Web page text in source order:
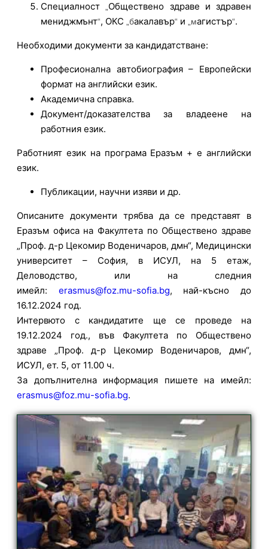
Специалност Обществено здраве и здравен
мениджмънт“, ОКС „бакалавър“ и „магистър“.
Необходими документи за кандидатстване:
Професионална автобиография – Европейски
формат на английски език.
Академична справка.
Документ/доказателства за владеене на
работния език.
Работният език на програма Еразъм + е английски
език.
Публикации, научни изяви и др.
Описаните документи трябва да се представят в
Еразъм офиса на Факултета по Обществено здраве
„Проф. д-р Цекомир Воденичаров, дмн“, Медицински
университет – София, в ИСУЛ, на 5 етаж,
Деловодство, или на следния
имейл: erasmus@foz.mu-sofia.bg, най-късно до
16.12.2024 год.
Интервюто с кандидатите ще се проведе на
19.12.2024 год., във Факултета по Обществено
здраве „Проф. д-р Цекомир Воденичаров, дмн“,
ИСУЛ, ет. 5, от 11.00 ч.
За допълнителна информация пишете на имейл:
erasmus@foz.mu-sofia.bg.